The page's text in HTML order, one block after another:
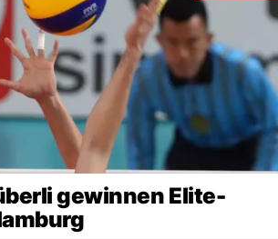
gewinnen Elite-